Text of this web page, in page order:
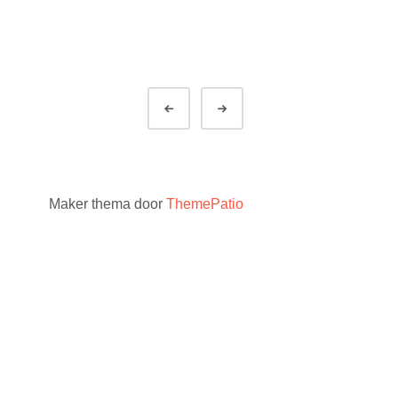
Vorige
Maker thema door ThemePatio